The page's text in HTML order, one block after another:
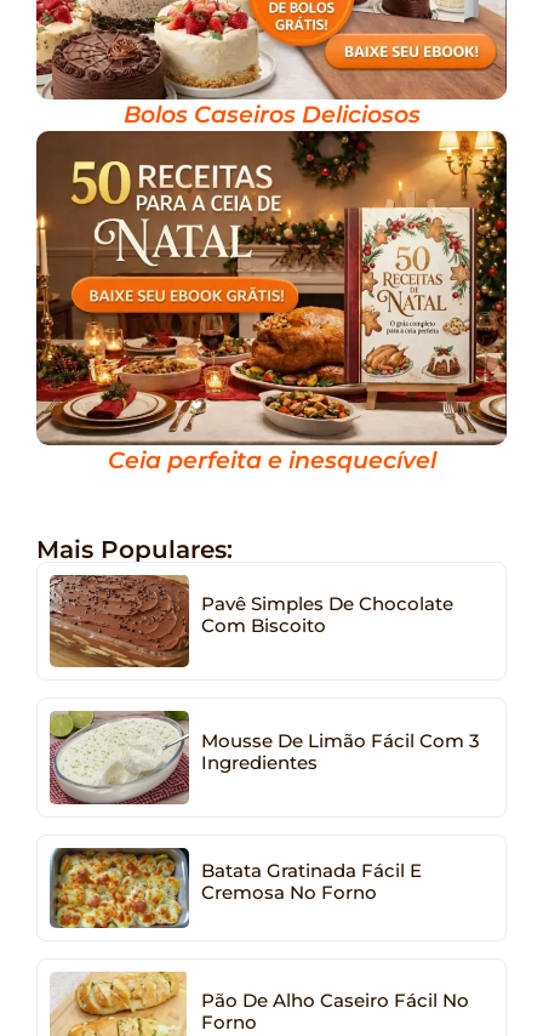
Bolos Caseiros Deliciosos
Ceia perfeita e inesquecível
Mais Populares:
Pavê Simples De Chocolate
Com Biscoito
Mousse De Limão Fácil Com 3
Ingredientes
Batata Gratinada Fácil E
Cremosa No Forno
Pão De Alho Caseiro Fácil No
Forno